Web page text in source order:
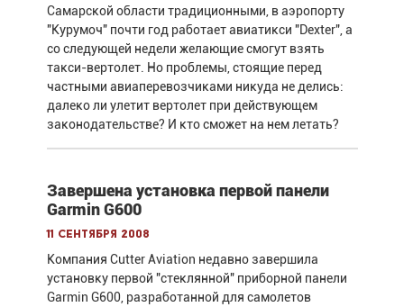
Самарской области традиционными, в аэропорту
"Курумоч" почти год работает авиатикси "Dexter", а
со следующей недели желающие смогут взять
такси-вертолет. Но проблемы, стоящие перед
частными авиаперевозчиками никуда не делись:
далеко ли улетит вертолет при действующем
законодательстве? И кто сможет на нем летать?
Завершена установка первой панели
Garmin G600
11 сентября 2008
Компания Cutter Aviation недавно завершила
установку первой "стеклянной" приборной панели
Garmin G600, разработанной для самолетов